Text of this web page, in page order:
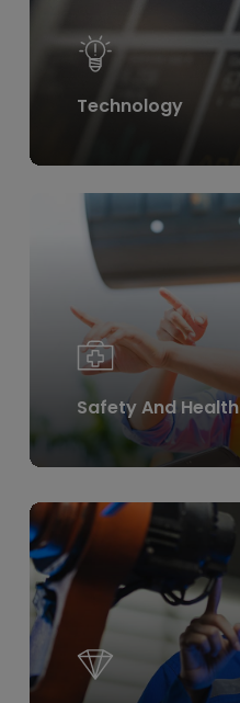
Technology
Safety And Health
Learn
more